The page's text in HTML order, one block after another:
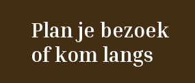
Plan je bezoek
of kom langs